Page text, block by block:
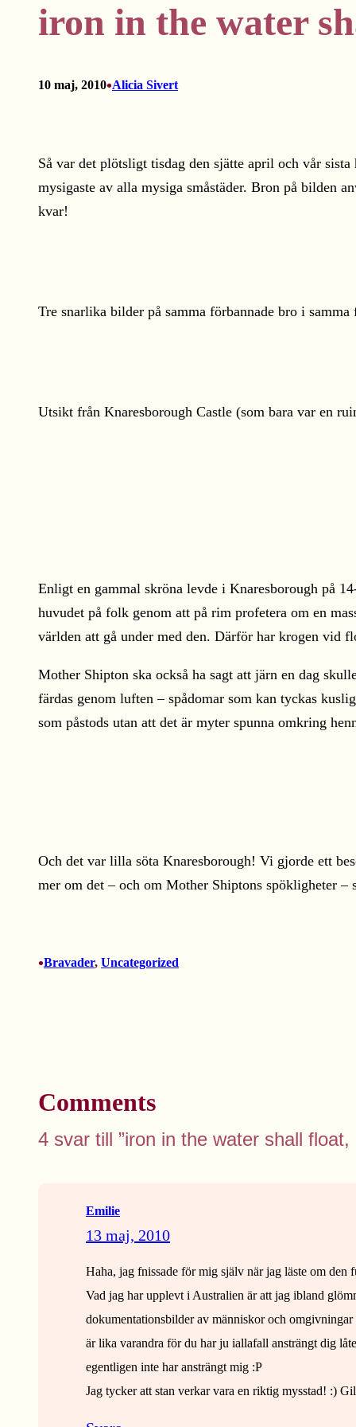
iron in the water
10 maj, 2010•Alicia Sivert
Så var det plötsligt tisdag den sjätte april och vår
mysigaste av alla mysiga småstäder. Bron på bilden
kvar!
Tre snarlika bilder på samma förbannade bro i
Utsikt från Knaresborough Castle (som bara var en
Enligt en gammal skröna levde i Knaresborough på
huvudet på folk genom att på rim profetera om en
världen att gå under med den. Därför har krogen vid
Mother Shipton ska också ha sagt att järn en dag
färdas genom luften – spådomar som kan tyckas
som påstods utan att det är myter spunna omkring
Och det var lilla söta Knaresborough! Vi gjorde ett
mer om det – och om Mother Shiptons spökligheter
•Bravader, Uncategorized
Comments
4 svar till ”iron in the water shall
Emilie
13 maj, 2010
Haha, jag fnissade för mig själv när jag läste om
Vad jag har upplevt i Australien är att jag ibland
dokumentationsbilder av människor och
är lika varandra för du har ju iallafall ansträngt dig
egentligen inte har ansträngt mig :P
Jag tycker att stan verkar vara en riktig mysstad! :)